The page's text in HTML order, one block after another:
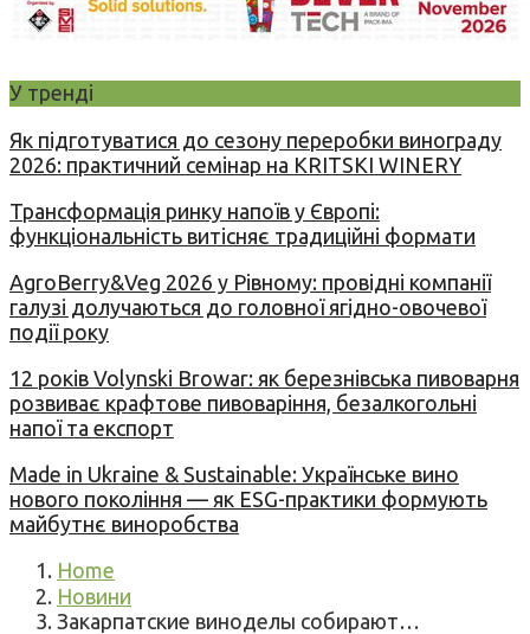
У тренді
Як підготуватися до сезону переробки винограду
2026: практичний семінар на KRITSKI WINERY
Трансформація ринку напоїв у Європі:
функціональність витісняє традиційні формати
AgroBerry&Veg 2026 у Рівному: провідні компанії
галузі долучаються до головної ягідно-овочевої
події року
12 років Volynski Browar: як березнівська пивоварня
розвиває крафтове пивоваріння, безалкогольні
напої та експорт
Made in Ukraine & Sustainable: Українське вино
нового покоління — як ESG-практики формують
майбутнє виноробства
Home
Новини
Закарпатские виноделы собирают…